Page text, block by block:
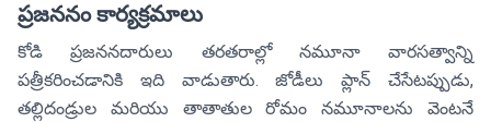
ప్రజననం కార్యక్రమాలు
కోడి ప్రజననదారులు తరతరాల్లో నమూనా వారసత్వాన్ని
పత్రీకరించడానికి ఇది వాడుతారు. జోడీలు ప్లాన్ చేసేటప్పుడు,
తల్లిదండ్రుల మరియు తాతాతుల రోమం నమూనాలను వెంటనే